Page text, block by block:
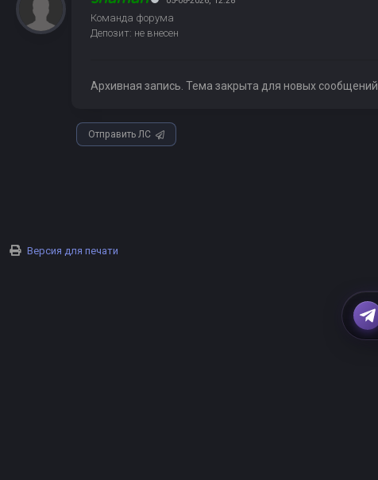
Команда форума
Депозит: не внесен
Архивная запись. Тема закрыта для новых сообщений.
Отправить ЛС
Версия для печати